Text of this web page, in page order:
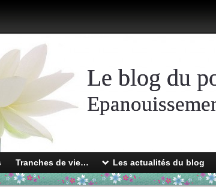
Le blog du
Tranches de vie… Les actualités du blog